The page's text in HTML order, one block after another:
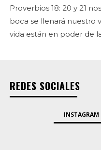
Proverbios 18: 20 y 21
boca se llenará nuestro
vida están en poder de
REDES SOCIALES
INSTAGRAM